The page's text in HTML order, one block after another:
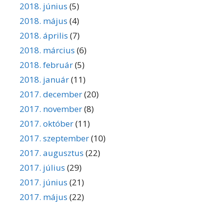
2018. június (5)
2018. május (4)
2018. április (7)
2018. március (6)
2018. február(5)
2018. január(11)
2017. december(20)
2017. november(8)
2017. október(11)
2017. szeptember(10)
2017. augusztus (22)
2017. július (29)
2017. június (21)
2017. május (22)